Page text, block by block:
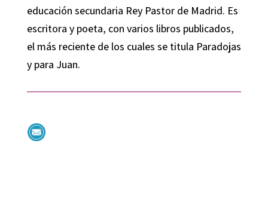
educación secundaria Rey Pastor de Madrid. Es
escritora y poeta, con varios libros publicados,
el más reciente de los cuales se titula Paradojas
y para Juan.